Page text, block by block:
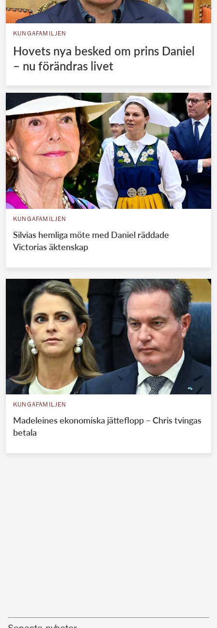
KUNGAFAMILJEN
Hovets nya besked om prins Daniel
– nu förändras livet
KUNGAFAMILJEN
Silvias hemliga möte med Daniel räddade
Victorias äktenskap
KUNGAFAMILJEN
Madeleines ekonomiska jätteflopp – Chris tvingas
betala